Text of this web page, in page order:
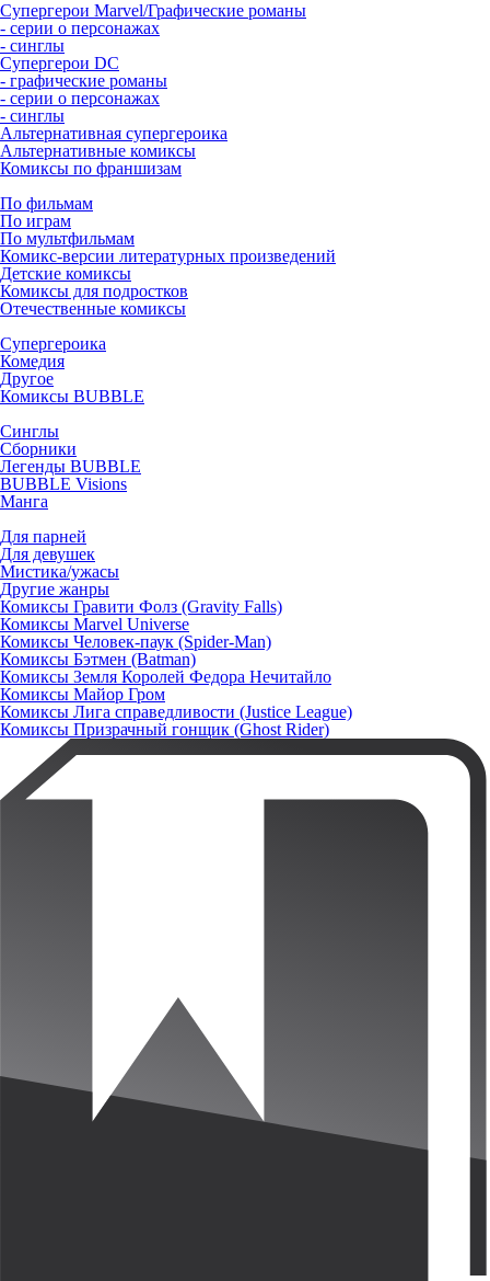
Супергерои Marvel/Графические романы
- серии о персонажах
- синглы
Супергерои DC
- графические романы
- серии о персонажах
- синглы
Альтернативная супергероика
Альтернативные комиксы
Комиксы по франшизам
По фильмам
По играм
По мультфильмам
Комикс-версии литературных произведений
Детские комиксы
Комиксы для подростков
Отечественные комиксы
Супергероика
Комедия
Другое
Комиксы BUBBLE
Синглы
Сборники
Легенды BUBBLE
BUBBLE Visions
Манга
Для парней
Для девушек
Мистика/ужасы
Другие жанры
Комиксы Гравити Фолз (Gravity Falls)
Комиксы Marvel Universe
Комиксы Человек-паук (Spider-Man)
Комиксы Бэтмен (Batman)
Комиксы Земля Королей Федора Нечитайло
Комиксы Майор Гром
Комиксы Лига справедливости (Justice League)
Комиксы Призрачный гонщик (Ghost Rider)